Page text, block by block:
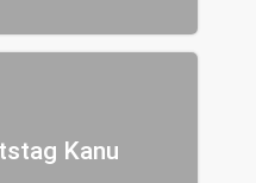
Kanu